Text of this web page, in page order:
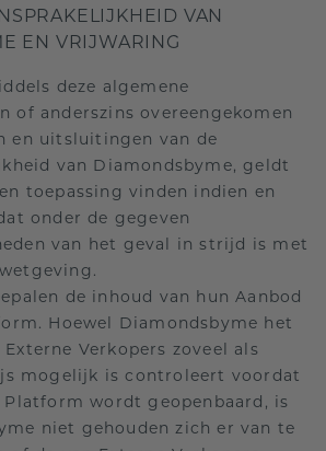
VAN
EN VRIJWARING
deze algemene
of anderszins overeengekomen
en uitsluitingen van de
van Diamondsbyme, geldt
toepassing vinden indien en
onder de gegeven
van het geval in strijd is met
de inhoud van hun Aanbod
Hoewel Diamondsbyme het
Verkopers zoveel als
mogelijk is controleert voordat
Platform wordt geopenbaard, is
niet gehouden zich er van te